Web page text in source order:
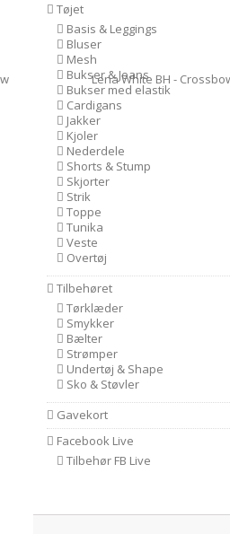
Tøjet
Basis & Leggings
Bluser
Mesh
Bukser & Jeans
Bukser med elastik
Cardigans
Jakker
Kjoler
Nederdele
Shorts & Stump
Skjorter
Strik
Toppe
Tunika
Veste
Overtøj
Tilbehøret
Tørklæder
Smykker
Bælter
Strømper
Undertøj & Shape
Sko & Støvler
Gavekort
Facebook Live
Tilbehør FB Live